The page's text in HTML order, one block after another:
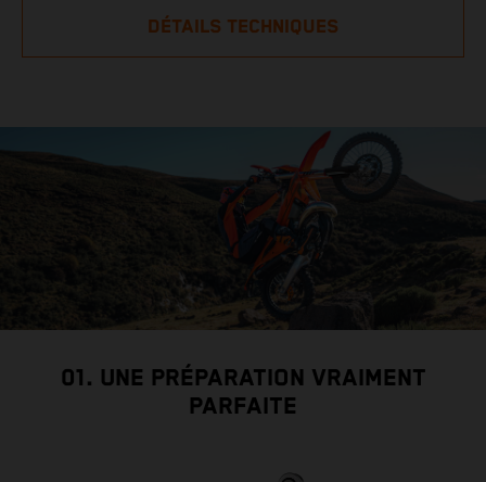
DÉTAILS TECHNIQUES
01. UNE PRÉPARATION VRAIMENT
PARFAITE